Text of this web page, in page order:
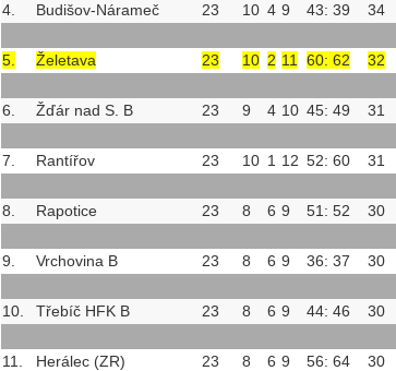
4. Budišov-Nárameč 23 10 4 9 43: 39 34
5. Želetava 23 10 2 11 60: 62 32
6. Žďár nad S. B 23 9 4 10 45: 49 31
7. Rantířov 23 10 1 12 52: 60 31
8. Rapotice 23 8 6 9 51: 52 30
9. Vrchovina B 23 8 6 9 36: 37 30
10. Třebíč HFK B 23 8 6 9 44: 46 30
11. Herálec (ZR) 23 8 6 9 56: 64 30